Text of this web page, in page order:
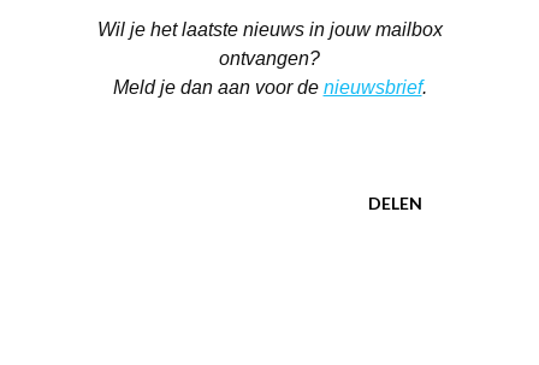
Wil je het laatste nieuws in jouw mailbox
ontvangen?
Meld je dan aan voor de nieuwsbrief.
DELEN